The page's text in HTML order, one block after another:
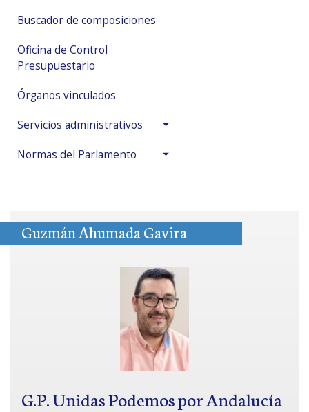
Buscador de composiciones
Oficina de Control
Presupuestario
Órganos vinculados
Servicios administrativos
Normas del Parlamento
Guzmán Ahumada Gavira
G.P. Unidas Podemos por Andalucía